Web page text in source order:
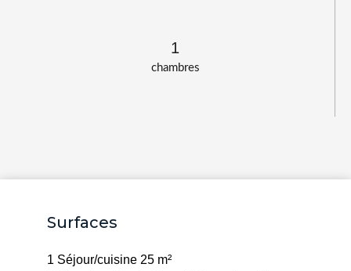
chambres
1
Surfaces
1 Séjour/cuisine 25 m²